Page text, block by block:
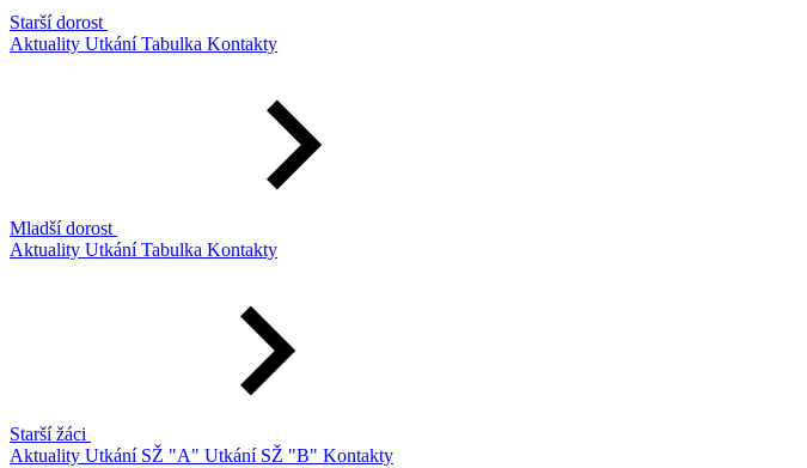
Starší dorost
Aktuality UtkáníTabulka Kontakty
Mladší dorost
Aktuality UtkáníTabulka Kontakty
Starší žáci
Aktuality Utkání SŽ "A" Utkání SŽ "B" Kontakty